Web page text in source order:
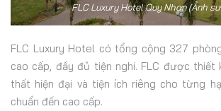
FLC Luxury Hotel Quy Nhơn (Ảnh
FLC Luxury Hotel có tổng cộng 327
cao cấp, đầy đủ tiện nghi. FLC được thiết
thất hiện đại và tiện ích riêng cho từng
chuẩn đến cao cấp.